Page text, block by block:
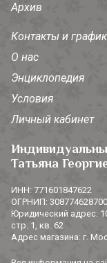
Архив
Контакты и график
О нас
Энциклопедия
Условия
Личный кабинет
Татьяна
ИНН: 771601847622
ОГРНИП:
Юридический адрес:
стр. 1, кв. 62
Адрес магазина: г.